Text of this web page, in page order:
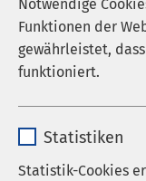
Notwendige
Funktionen der
gewährleistet,
funktioniert.
Anbieter
Statistiken
Statistik-Cookies
Netzwerktreffen